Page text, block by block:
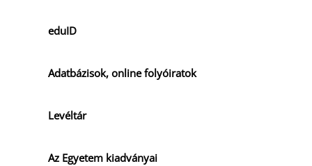
eduID
Adatbázisok, online folyóiratok
Levéltár
Az Egyetem kiadványai